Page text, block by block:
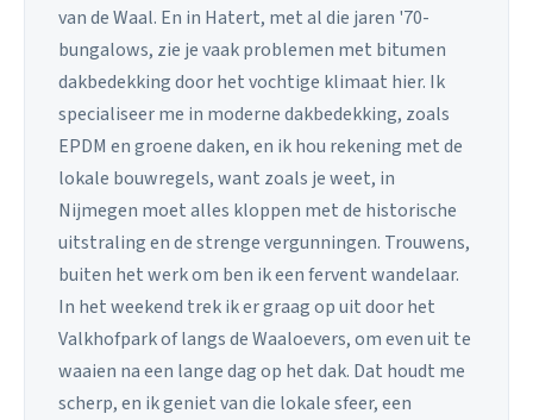
van de Waal. En in Hatert, met al die jaren '70-
bungalows, zie je vaak problemen met bitumen
dakbedekking door het vochtige klimaat hier. Ik
specialiseer me in moderne dakbedekking, zoals
EPDM en groene daken, en ik hou rekening met de
lokale bouwregels, want zoals je weet, in
Nijmegen moet alles kloppen met de historische
uitstraling en de strenge vergunningen. Trouwens,
buiten het werk om ben ik een fervent wandelaar.
In het weekend trek ik er graag op uit door het
Valkhofpark of langs de Waaloevers, om even uit te
waaien na een lange dag op het dak. Dat houdt me
scherp, en ik geniet van die lokale sfeer, een